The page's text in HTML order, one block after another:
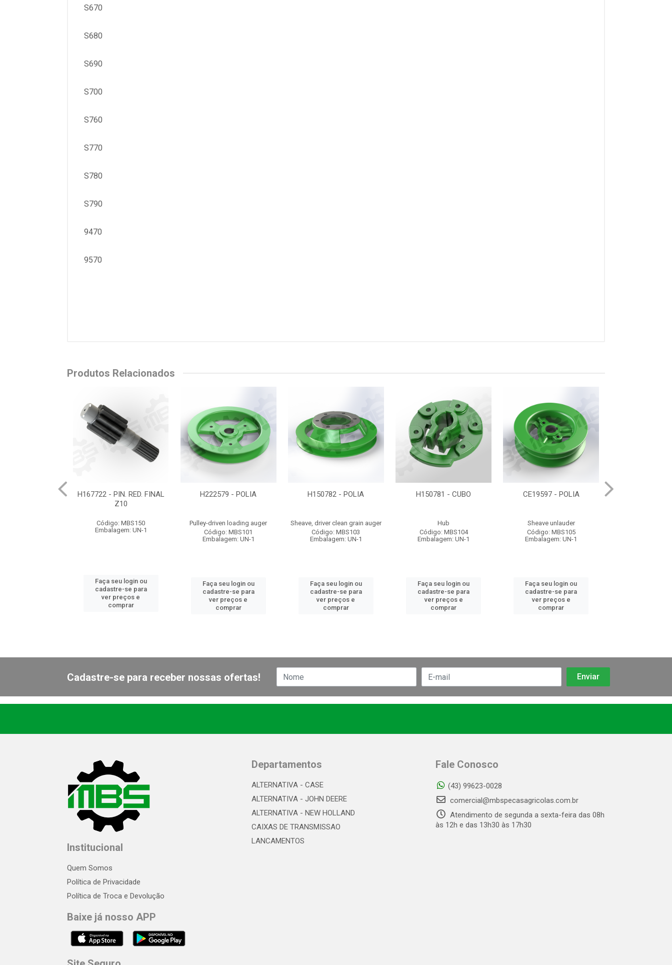
S670
S680
S690
S700
S760
S770
S780
S790
9470
9570
Produtos Relacionados
H167722 - PIN. RED. FINAL
Z10
Código: MBS150
Embalagem: UN-1
Faça seu login ou
cadastre-se para
ver preços e
comprar
H222579 - POLIA
Pulley-driven loading auger
Código: MBS101
Embalagem: UN-1
Faça seu login ou
cadastre-se para
ver preços e
comprar
H150782 - POLIA
Sheave, driver clean grain auger
Código: MBS103
Embalagem: UN-1
Faça seu login ou
cadastre-se para
ver preços e
comprar
H150781 - CUBO
Hub
Código: MBS104
Embalagem: UN-1
Faça seu login ou
cadastre-se para
ver preços e
comprar
CE19597 - POLIA
Sheave unlauder
Código: MBS105
Embalagem: UN-1
Faça seu login ou
cadastre-se para
ver preços e
comprar
Cadastre-se para receber nossas ofertas!
Institucional
Quem Somos
Política de Privacidade
Política de Troca e Devolução
Baixe já nosso APP
Departamentos
ALTERNATIVA - CASE
ALTERNATIVA - JOHN DEERE
ALTERNATIVA - NEW HOLLAND
CAIXAS DE TRANSMISSAO
LANCAMENTOS
Fale Conosco
(43) 99623-0028
comercial@mbspecasagricolas.com.br
Atendimento de segunda a sexta-feira das 08h
às 12h e das 13h30 às 17h30